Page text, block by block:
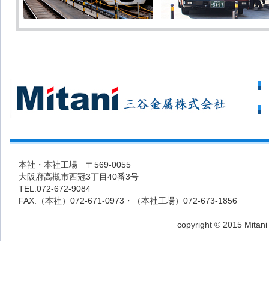
本社・本社工場 〒569-0055
大阪府高槻市西冠3丁目40番3号
TEL.072-672-9084
FAX.（本社）072-671-0973・（本社工場）072-673-1856
copyright © 2015